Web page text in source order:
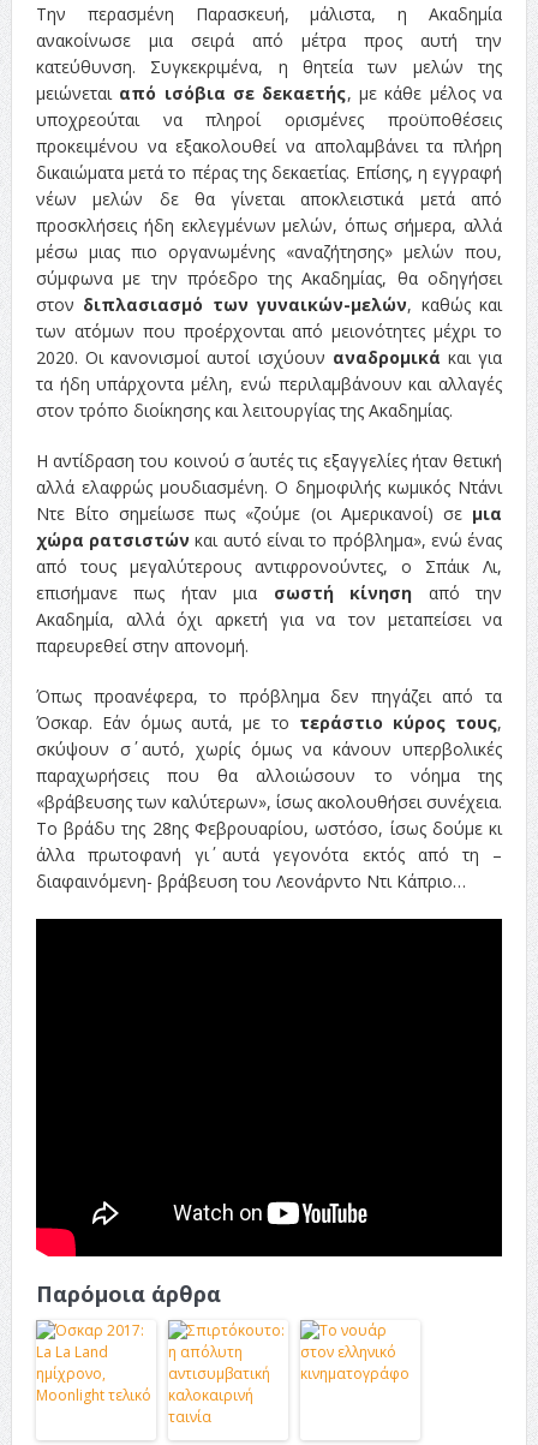
Την περασμένη Παρασκευή, μάλιστα, η Ακαδημία
ανακοίνωσε μια σειρά από μέτρα προς αυτή την
κατεύθυνση. Συγκεκριμένα, η θητεία των μελών της
μειώνεται από ισόβια σε δεκαετής, με κάθε μέλος να
υποχρεούται να πληροί ορισμένες προϋποθέσεις
προκειμένου να εξακολουθεί να απολαμβάνει τα πλήρη
δικαιώματα μετά το πέρας της δεκαετίας. Επίσης, η εγγραφή
νέων μελών δε θα γίνεται αποκλειστικά μετά από
προσκλήσεις ήδη εκλεγμένων μελών, όπως σήμερα, αλλά
μέσω μιας πιο οργανωμένης «αναζήτησης» μελών που,
σύμφωνα με την πρόεδρο της Ακαδημίας, θα οδηγήσει
στον διπλασιασμό των γυναικών-μελών, καθώς και
των ατόμων που προέρχονται από μειονότητες μέχρι το
2020. Οι κανονισμοί αυτοί ισχύουν αναδρομικά και για
τα ήδη υπάρχοντα μέλη, ενώ περιλαμβάνουν και αλλαγές
στον τρόπο διοίκησης και λειτουργίας της Ακαδημίας.
Η αντίδραση του κοινού σ΄ αυτές τις εξαγγελίες ήταν θετική
αλλά ελαφρώς μουδιασμένη. Ο δημοφιλής κωμικός Ντάνι
Ντε Βίτο σημείωσε πως «ζούμε (οι Αμερικανοί) σε μια
χώρα ρατσιστών και αυτό είναι το πρόβλημα», ενώ ένας
από τους μεγαλύτερους αντιφρονούντες, ο Σπάικ Λι,
επισήμανε πως ήταν μια σωστή κίνηση από την
Ακαδημία, αλλά όχι αρκετή για να τον μεταπείσει να
παρευρεθεί στην απονομή.
Όπως προανέφερα, το πρόβλημα δεν πηγάζει από τα
Όσκαρ. Εάν όμως αυτά, με το τεράστιο κύρος τους,
σκύψουν σ΄ αυτό, χωρίς όμως να κάνουν υπερβολικές
παραχωρήσεις που θα αλλοιώσουν το νόημα της
«βράβευσης των καλύτερων», ίσως ακολουθήσει συνέχεια.
Το βράδυ της 28ης Φεβρουαρίου, ωστόσο, ίσως δούμε κι
άλλα πρωτοφανή γι΄ αυτά γεγονότα εκτός από τη –
διαφαινόμενη- βράβευση του Λεονάρντο Ντι Κάπριο…
Παρόμοια άρθρα